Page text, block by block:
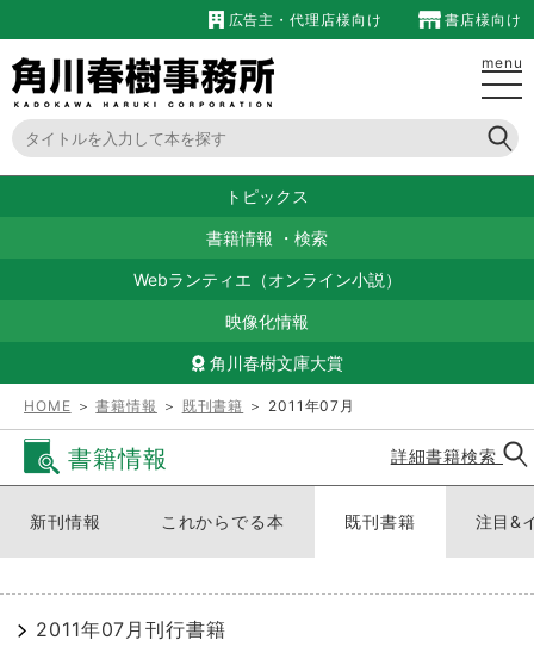
広告主・代理店様向け 書店様向け
menu
トピックス
書籍情報 ・ 検索
Webランティエ（オンライン小説）
映像化情報
角川春樹文庫大賞
HOME ＞書籍情報 ＞ 既刊書籍 ＞ 2011年07月
書籍情報 詳細書籍検索
新刊情報 これからでる本 既刊書籍 注目&
2011年07月刊行書籍